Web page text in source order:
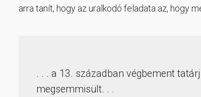
arra tanít, hogy az uralkodó feladata az, hogy
. . . a 13. században végbement
megsemmisült. . .